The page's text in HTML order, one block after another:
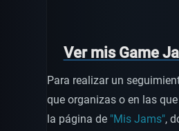
Ver mis Game
Para realizar un
que organizas o en las
la página de "Mis Jams",